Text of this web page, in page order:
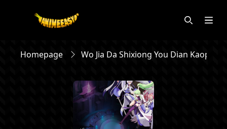
Homepage Wo Jia Da Shixiong You Dian Kaopu